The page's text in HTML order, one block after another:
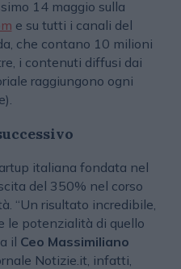
14 maggio sulla
e su tutti i canali del
che contano 10 milioni
i contenuti diffusi dai
raggiungono ogni
italiana fondata nel
del 350% nel corso
“Un risultato incredibile,
le potenzialità di quello
il Ceo Massimiliano
Notizie.it, infatti,